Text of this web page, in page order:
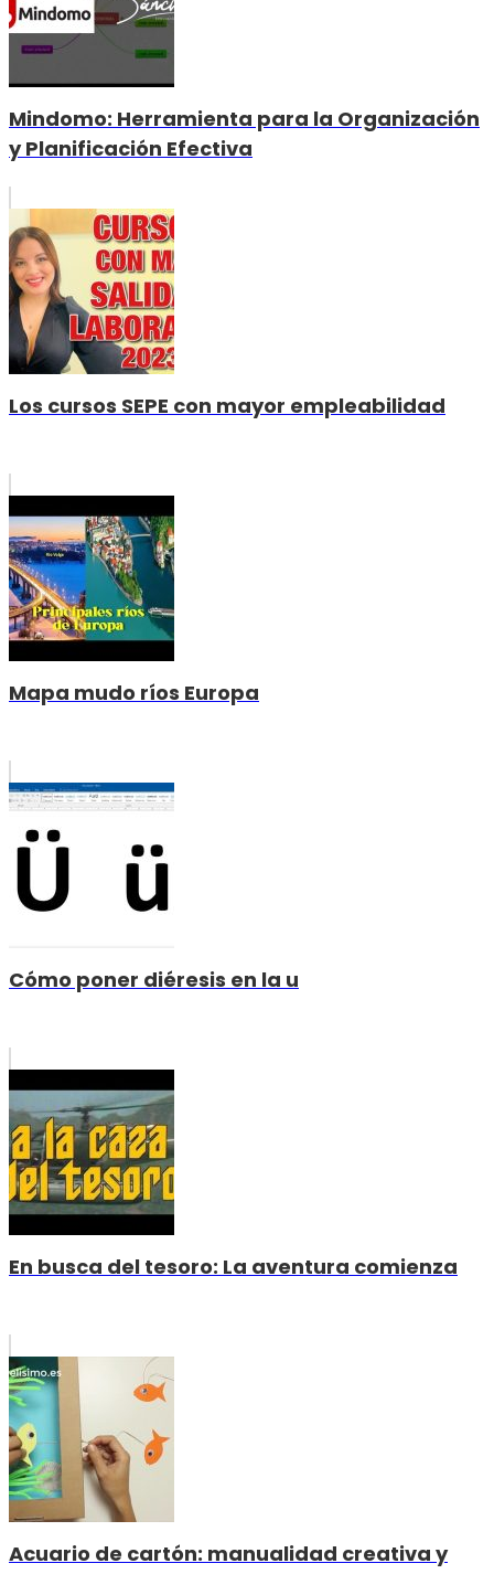
Mindomo: Herramienta para la Organización
y Planificación Efectiva
Los cursos SEPE con mayor empleabilidad
Mapa mudo ríos Europa
Cómo poner diéresis en la u
En busca del tesoro: La aventura comienza
Acuario de cartón: manualidad creativa y